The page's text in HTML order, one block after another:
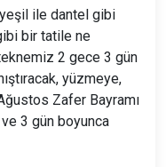
yeşil ile dantel gibi
bir tatile ne
2 gece 3 gün
yüzmeye,
Zafer Bayramı
3 gün boyunca